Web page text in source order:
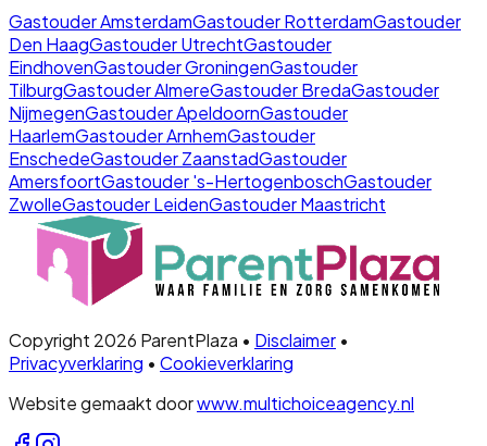
GastouderAmsterdamGastouderRotterdamGastouder
Den HaagGastouderUtrechtGastouder
EindhovenGastouderGroningenGastouder
TilburgGastouderAlmereGastouderBredaGastouder
NijmegenGastouderApeldoornGastouder
HaarlemGastouderArnhemGastouder
EnschedeGastouderZaanstadGastouder
AmersfoortGastouder's-HertogenboschGastouder
ZwolleGastouderLeidenGastouderMaastricht
Copyright 2026 ParentPlaza • Disclaimer •
Privacyverklaring • Cookieverklaring
Website gemaakt doorwww.multichoiceagency.nl